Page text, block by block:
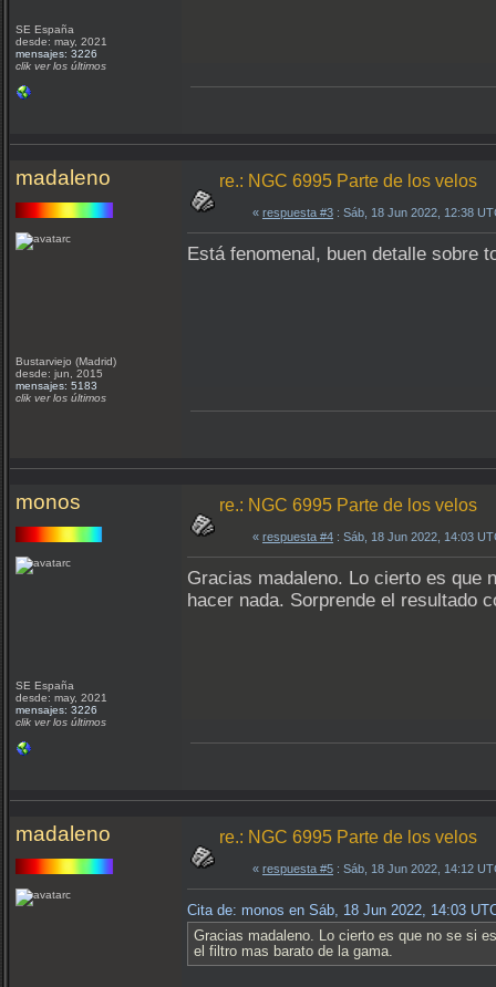
SE España
desde: may, 2021
mensajes: 3226
clik ver los últimos
madaleno
Bustarviejo (Madrid)
desde: jun, 2015
mensajes: 5183
clik ver los últimos
re.: NGC 6995 Parte de los velos
« respuesta #3 : Sáb, 18 Jun 2022, 12:38
Está fenomenal, buen detalle sobre
monos
SE España
desde: may, 2021
mensajes: 3226
clik ver los últimos
re.: NGC 6995 Parte de los velos
« respuesta #4 : Sáb, 18 Jun 2022, 14:03
Gracias madaleno. Lo cierto es
hacer nada. Sorprende el resultado
madaleno re.: NGC 6995 Parte de los velos
« respuesta #5 : Sáb, 18 Jun 2022, 14:12
Cita de: monos en Sáb, 18 Jun 2022, 14:03
Gracias madaleno. Lo cierto es que no se si
el filtro mas barato de la gama.